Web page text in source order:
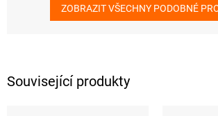
Související produkty
ZOBRAZIT VŠECHNY PODOBNÉ